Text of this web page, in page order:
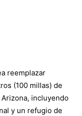
reemplazar
(100 millas) de
incluyendo
y un refugio de